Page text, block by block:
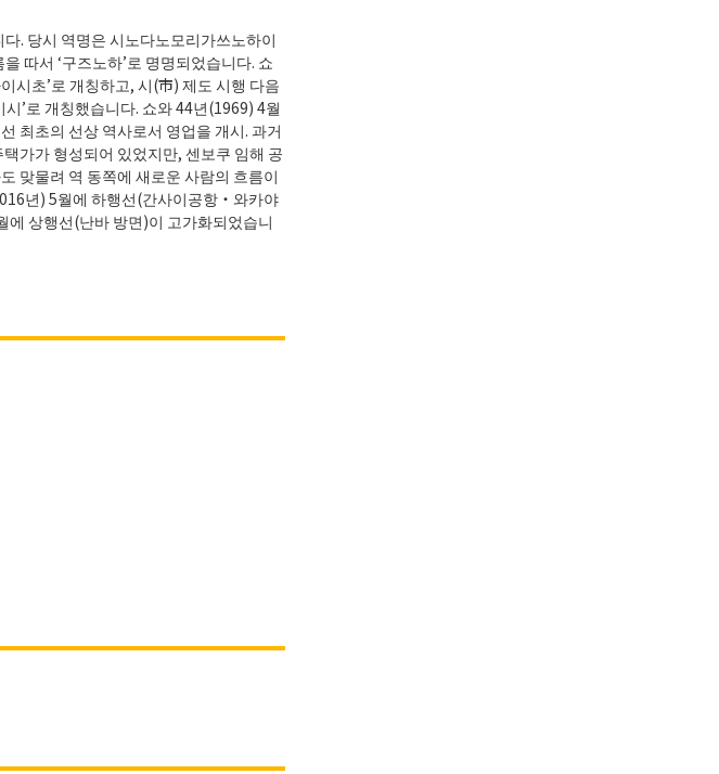
. 당시 역명은 시노다노모리가쓰노하이
따서 ‘구즈노하’로 명명되었습니다. 쇼
시초’로 개칭하고, 시(市) 제도 시행 다음
’로 개칭했습니다. 쇼와 44년(1969) 4월
최초의 선상 역사로서 영업을 개시. 과거
가가 형성되어 있었지만, 센보쿠 임해 공
맞물려 역 동쪽에 새로운 사람의 흐름이
년) 5월에 하행선(간사이공항・와카야
상행선(난바 방면)이 고가화되었습니